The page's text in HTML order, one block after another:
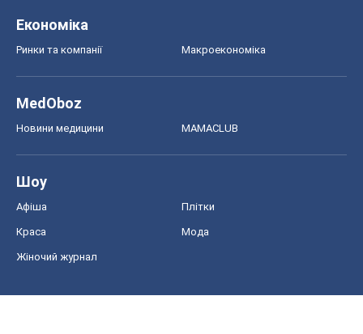
Економіка
Ринки та компанії Макроекономіка
MedOboz
Новини медицини MAMACLUB
Шоу
Афіша Плітки
Краса Мода
Жіночий журнал